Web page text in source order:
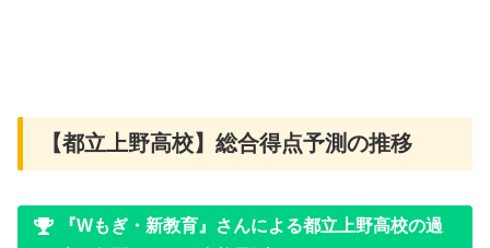
【都立上野高校】総合得点予測の推移
『Wもぎ・新教育』さんによる都立上野高校の過